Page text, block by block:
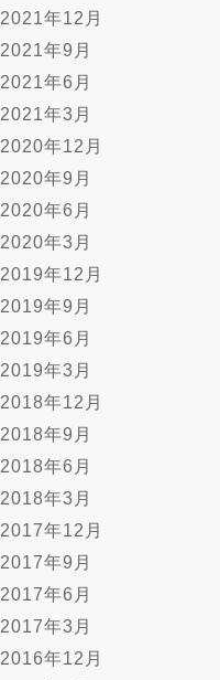
2021年12月
2021年9月
2021年6月
2021年3月
2020年12月
2020年9月
2020年6月
2020年3月
2019年12月
2019年9月
2019年6月
2019年3月
2018年12月
2018年9月
2018年6月
2018年3月
2017年12月
2017年9月
2017年6月
2017年3月
2016年12月